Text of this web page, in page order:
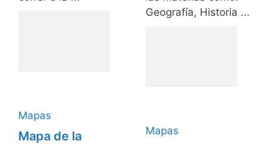
Mapas
Mapa de la
Geografía, Historia ...
Mapas